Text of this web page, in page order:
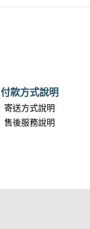
付款方式說明
寄送方式說明
售後服務說明